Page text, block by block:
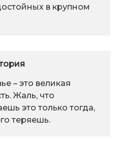
в крупном
– это великая
Жаль, что
это только тогда,
теряешь.